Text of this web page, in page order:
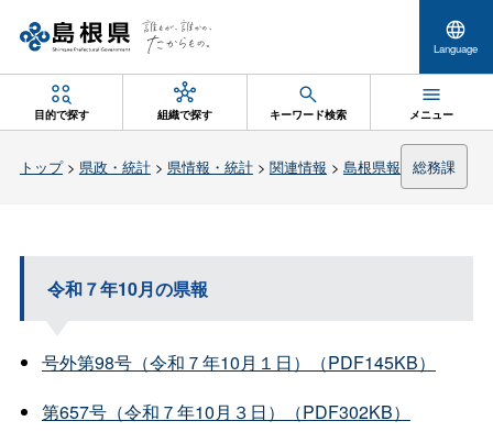
Language
目的で探す 組織で探す キーワード検索 メニュー
トップ> 県政・統計> 県情報・統計> 関連情報 > 島根県報 総務課
令和７年10月の県報
号外第98号（令和７年10月１日）（PDF145KB）
第657号（令和７年10月３日）（PDF302KB）